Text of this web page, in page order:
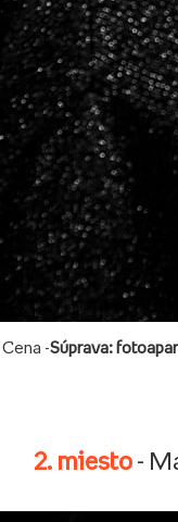
Cena -Súprava:
2. miesto -